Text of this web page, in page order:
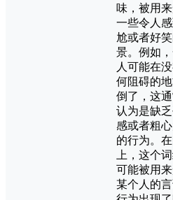
味，被用
一些令人
尬或者好
景。例如
人可能在
何阻碍的
倒了，这
认为是缺
感或者粗
的行为。
上，这个
可能被用
某个人的